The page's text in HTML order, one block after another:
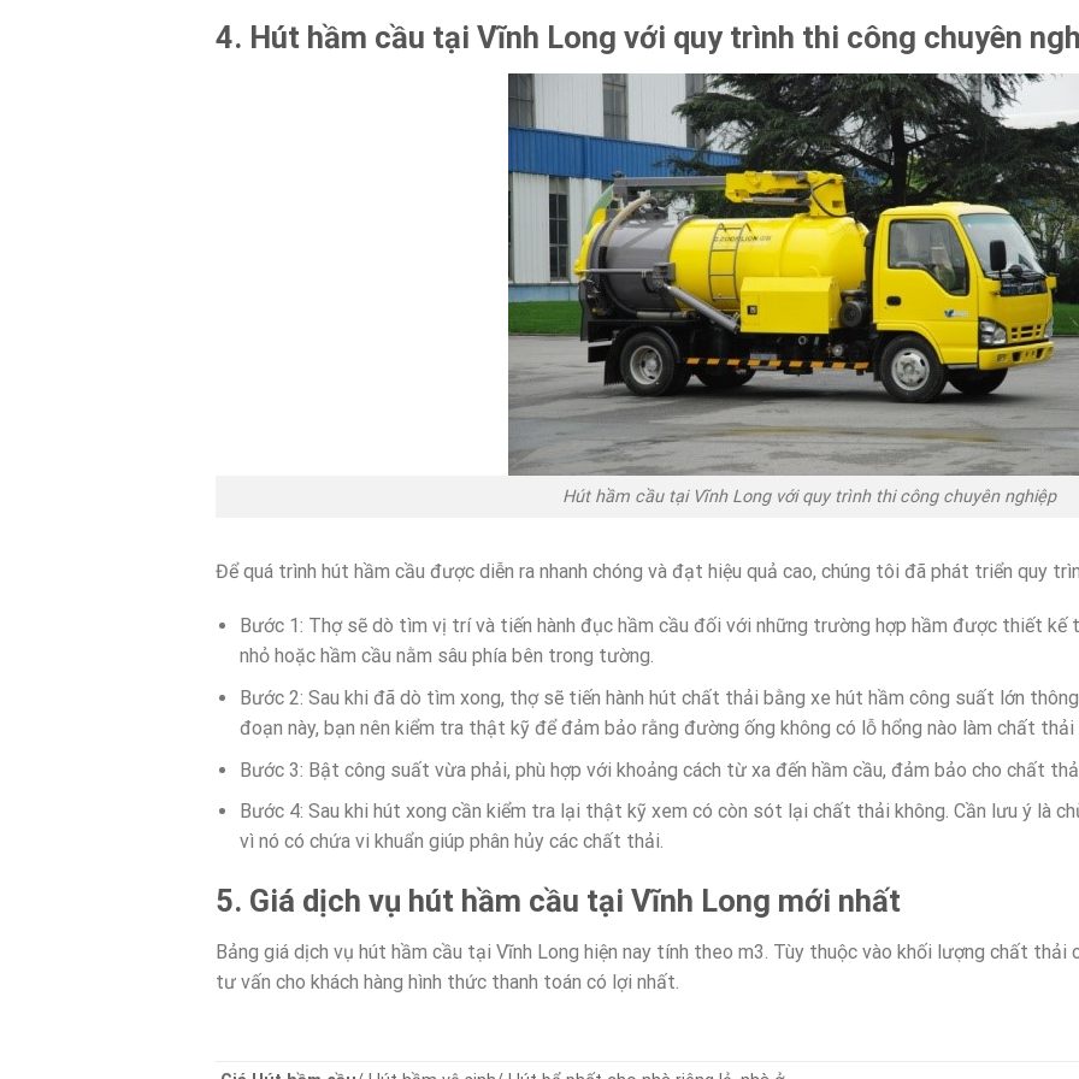
4. Hút hầm cầu tại Vĩnh Long với quy trình thi công chuyên
Hút hầm cầu tại Vĩnh Long với quy trình thi công chuyên nghiệp
Để quá trình hút hầm cầu được diễn ra nhanh chóng và đạt hiệu quả cao, chúng tôi đã phát triển quy
Bước 1: Thợ sẽ dò tìm vị trí và tiến hành đục hầm cầu đối với những trường hợp hầm được thiết
nhỏ hoặc hầm cầu nằm sâu phía bên trong tường.
Bước 2: Sau khi đã dò tìm xong, thợ sẽ tiến hành hút chất thải bằng xe hút hầm công suất lớn
đoạn này, bạn nên kiểm tra thật kỹ để đảm bảo rằng đường ống không có lỗ hổng nào làm chất thải
Bước 3: Bật công suất vừa phải, phù hợp với khoảng cách từ xa đến hầm cầu, đảm bảo cho chất
Bước 4: Sau khi hút xong cần kiểm tra lại thật kỹ xem có còn sót lại chất thải không. Cần lưu ý là
vì nó có chứa vi khuẩn giúp phân hủy các chất thải.
5. Giá dịch vụ hút hầm cầu tại Vĩnh Long mới nhất
Bảng giá dịch vụ hút hầm cầu tại Vĩnh Long hiện nay tính theo m3. Tùy thuộc vào khối lượng chất thải
tư vấn cho khách hàng hình thức thanh toán có lợi nhất.